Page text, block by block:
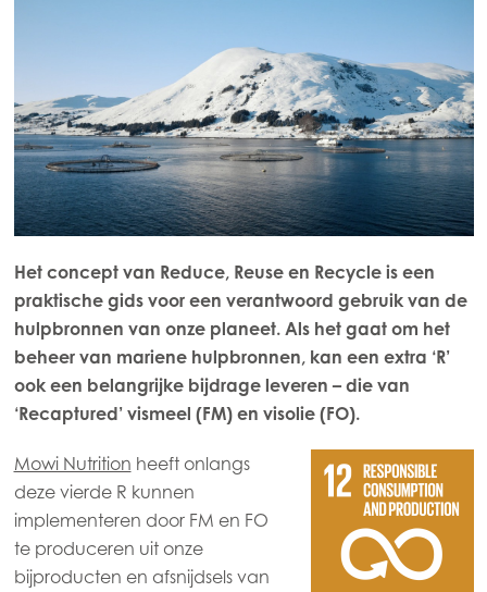
Het concept van Reduce, Reuse en Recycle is een
praktische gids voor een verantwoord gebruik van de
hulpbronnen van onze planeet. Als het gaat om het
beheer van mariene hulpbronnen, kan een extra ‘R’
ook een belangrijke bijdrage leveren – die van
‘Recaptured’ vismeel (FM) en visolie (FO).
Mowi Nutrition heeft onlangs
deze vierde R kunnen
implementeren door FM en FO
te produceren uit onze
bijproducten en afsnijdsels van